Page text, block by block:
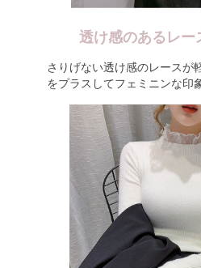
透け感のあるレー
さりげない透け感のレースが
をプラスしてフェミニンな印